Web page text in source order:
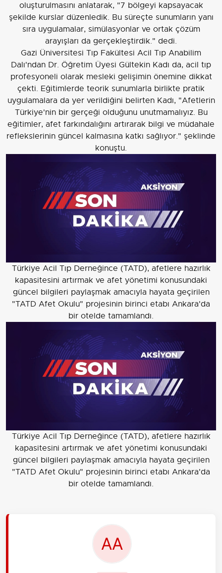
oluşturulmasını anlatarak, "7 bölgeyi kapsayacak
şekilde kurslar düzenledik. Bu süreçte sunumların yanı
sıra uygulamalar, simülasyonlar ve ortak çözüm
arayışları da gerçekleştirdik." dedi.
Gazi Üniversitesi Tıp Fakültesi Acil Tıp Anabilim
Dalı'ndan Dr. Öğretim Üyesi Gültekin Kadı da, acil tıp
profesyoneli olarak mesleki gelişimin önemine dikkat
çekti. Eğitimlerde teorik sunumlarla birlikte pratik
uygulamalara da yer verildiğini belirten Kadı, "Afetlerin
Türkiye'nin bir gerçeği olduğunu unutmamalıyız. Bu
eğitimler, afet farkındalığını artırarak bilgi ve müdahale
reflekslerinin güncel kalmasına katkı sağlıyor." şeklinde
konuştu.
Türkiye Acil Tıp Derneğince (TATD), afetlere hazırlık
kapasitesini artırmak ve afet yönetimi konusundaki
güncel bilgileri paylaşmak amacıyla hayata geçirilen
"TATD Afet Okulu" projesinin birinci etabı Ankara'da
bir otelde tamamlandı.
Türkiye Acil Tıp Derneğince (TATD), afetlere hazırlık
kapasitesini artırmak ve afet yönetimi konusundaki
güncel bilgileri paylaşmak amacıyla hayata geçirilen
"TATD Afet Okulu" projesinin birinci etabı Ankara'da
bir otelde tamamlandı.